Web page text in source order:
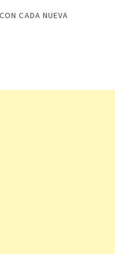
CADA NUEVA